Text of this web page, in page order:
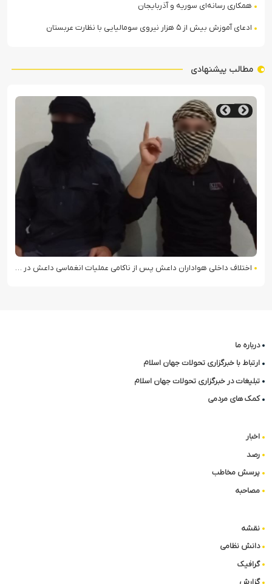
همکاری رسانه‌ای سوریه و آذربایجان
ادعای آموزش بیش از ۵ هزار نیروی سومالیایی با نظارت عربستان
مطالب پیشنهادی
اختلاف داخلی هواداران داعش پس از ناکامی عملیات انغماسی داعش در رقه
درباره ما
ارتباط با خبرگزاری تحولات جهان اسلام
تبلیغات در خبرگزاری تحولات جهان اسلام
کمک های مردمی
اخبار
رصد
پرسش مخاطب
مصاحبه
نقشه
دانش نظامی
گرافیک